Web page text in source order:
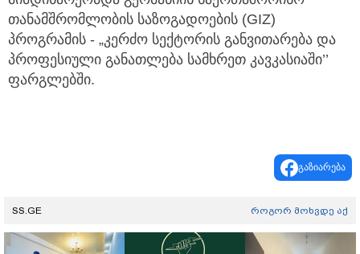
თანამშრომლობის საზოგადოების (GIZ)
პროგრამის - „კერძო სექტორის განვითარება და
პროფესიული განათლება სამხრეთ კავკასიაში’’
ფარგლებში.
გაზიარება
SS.GE როგორ მოხვდე აქ